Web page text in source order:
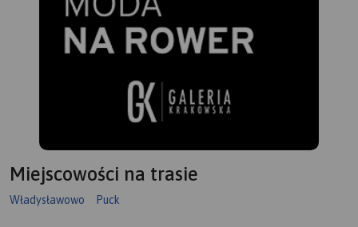
Miejscowości na trasie
Władysławowo Puck